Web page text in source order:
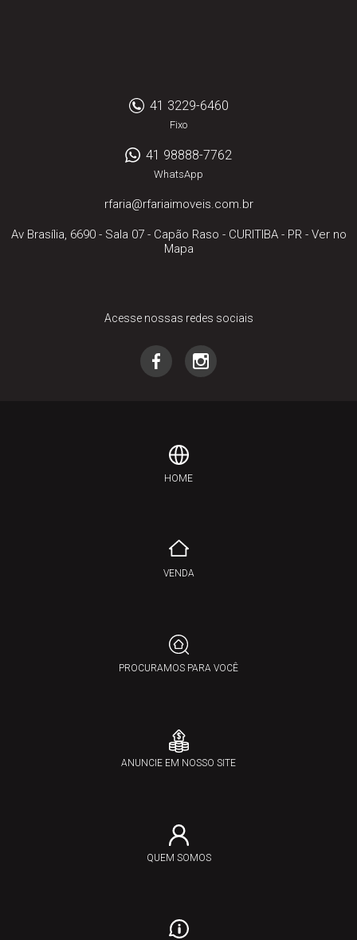
41 3229-6460
Fixo
41 98888-7762
WhatsApp
rfaria@rfariaimoveis.com.br
Av Brasília, 6690 - Sala 07- Capão Raso - CURITIBA- PR- Ver no
Mapa
Acesse nossas redes sociais
HOME
VENDA
PROCURAMOS PARA VOCÊ
ANUNCIE EM NOSSO SITE
QUEM SOMOS